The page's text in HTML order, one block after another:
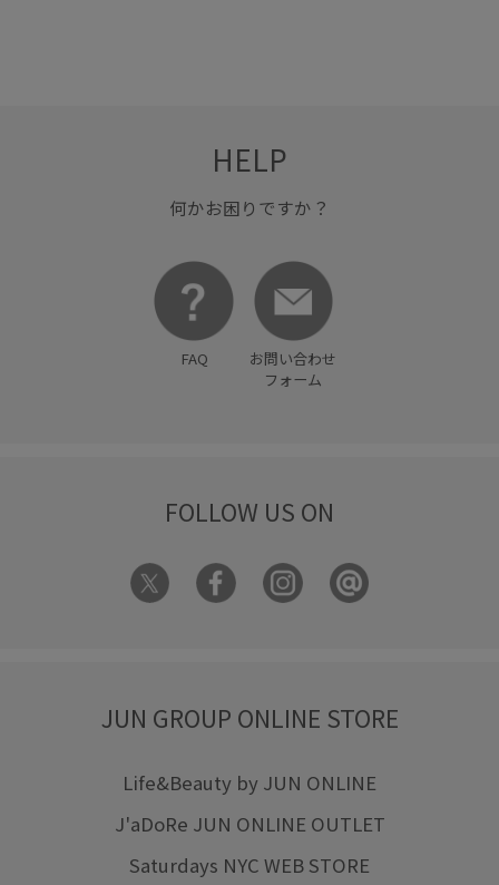
HELP
何かお困りですか？
FAQ
お問い合わせ
フォーム
FOLLOW US ON
JUN GROUP ONLINE STORE
Life&Beauty by JUN ONLINE
J'aDoRe JUN ONLINE OUTLET
Saturdays NYC WEB STORE